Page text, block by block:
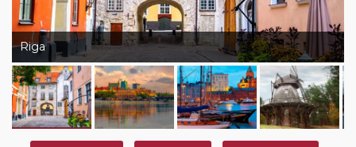
otro circuito del mismo proveedor no se abonará este
suplemento.
Pasajero Club:este circuito, en cualquier época del
año, ofrece a los pasajeros que ya hayan viajado con
nosotros en los últimos 3 años y que pertenezcan a
nuestro Club de Pasajeros (cuya obtención se realiza
tras rellenar el cuestionario de satisfacción en "Mi viaje")
Riga